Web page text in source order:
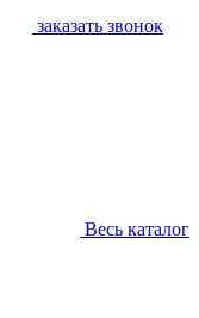
заказать звонок
Весь каталог